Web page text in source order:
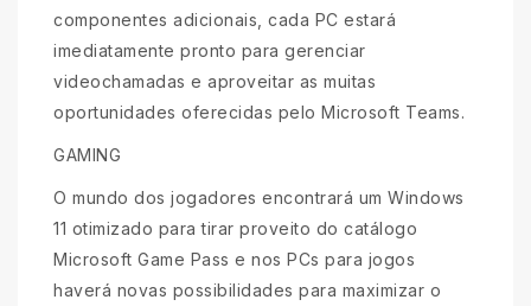
componentes adicionais, cada PC estará
imediatamente pronto para gerenciar
videochamadas e aproveitar as muitas
oportunidades oferecidas pelo Microsoft Teams.
GAMING
O mundo dos jogadores encontrará um Windows
11 otimizado para tirar proveito do catálogo
Microsoft Game Pass e nos PCs para jogos
haverá novas possibilidades para maximizar o